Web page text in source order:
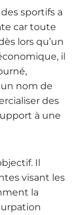
sportifs a
car toute
lors qu’un
il
nom de
des
à une
Il
visant les
la